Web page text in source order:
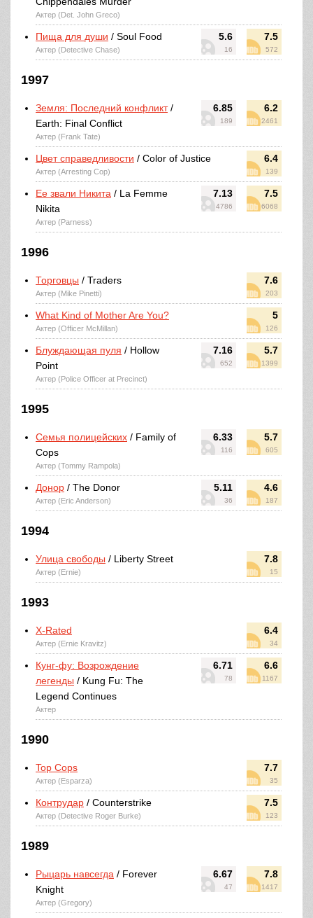
Актер (Det. John Greco)
5.6
16
7.5
572
Пища для души / Soul Food
Актер (Detective Chase)
1997
6.85
189
6.2
2461
Земля: Последний конфликт/
Earth: Final Conflict
Актер (Frank Tate)
6.4
139
Цвет справедливости / Color of Justice
Актер (Arresting Cop)
7.13
4786
7.5
6068
Ее звали Никита / La Femme
Nikita
Актер (Parness)
1996
7.6
203
Торговцы / Traders
Актер (Mike Pinetti)
5
126
What Kind of Mother Are You?
Актер (Officer McMillan)
7.16
652
5.7
1399
Блуждающая пуля / Hollow
Point
Актер (Police Officer at Precinct)
1995
6.33
116
5.7
605
Семья полицейских / Family of
Cops
Актер (Tommy Rampola)
5.11
36
4.6
187
Донор / The Donor
Актер (Eric Anderson)
1994
7.8
15
Улица свободы / Liberty Street
Актер (Ernie)
1993
6.4
34
X-Rated
Актер (Ernie Kravitz)
6.71
78
6.6
1167
Кунг-фу: Возрождение
легенды / Kung Fu: The
Legend Continues
Актер
1990
7.7
35
Top Cops
Актер (Esparza)
7.5
123
Контрудар / Counterstrike
Актер (Detective Roger Burke)
1989
6.67
47
7.8
1417
Рыцарь навсегда / Forever
Knight
Актер (Gregory)